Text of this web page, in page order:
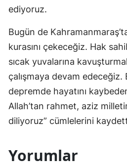
ediyoruz.
Bugün de
kurasını çekeceğiz. Hak
sıcak yuvalarına
çalışmaya devam edeceğiz.
depremde hayatını
Allah’tan rahmet, aziz
diliyoruz” cümlelerini
Yorumlar